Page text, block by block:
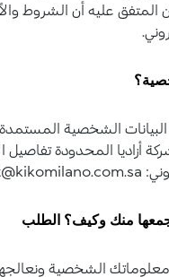
عليه أن الشروط
الشخصية
المحدودة تفاصيل
الشخصية